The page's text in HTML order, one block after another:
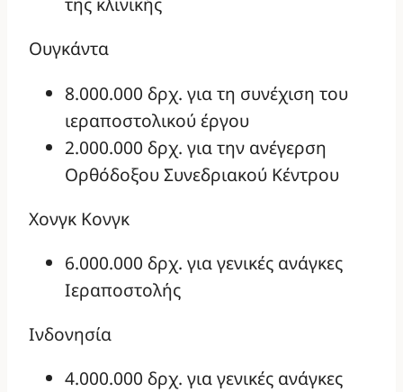
Ουγκάντα
8.000.000 δρχ. για τη συνέχιση του
ιεραποστολικού έργου
2.000.000 δρχ. για την ανέγερση
Ορθόδοξου Συνεδριακού Κέντρου
Χονγκ Κονγκ
6.000.000 δρχ. για γενικές ανάγκες
Ιεραποστολής
Ινδονησία
4.000.000 δρχ. για γενικές ανάγκες